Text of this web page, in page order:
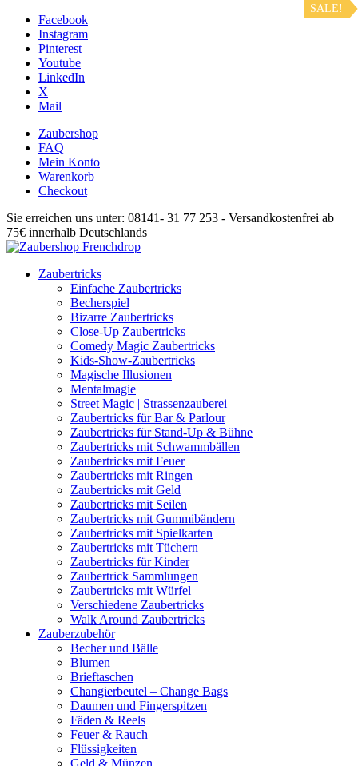
Facebook
Instagram
Pinterest
Youtube
LinkedIn
X
Mail
Zaubershop
FAQ
Mein Konto
Warenkorb
Checkout
Sie erreichen uns unter: 08141- 31 77 253 - Versandkostenfrei ab
75€ innerhalb Deutschlands
Zaubertricks
Einfache Zaubertricks
Becherspiel
Bizarre Zaubertricks
Close-Up Zaubertricks
Comedy Magic Zaubertricks
Kids-Show-Zaubertricks
Magische Illusionen
Mentalmagie
Street Magic | Strassenzauberei
Zaubertricks für Bar & Parlour
Zaubertricks für Stand-Up & Bühne
Zaubertricks mit Schwammbällen
Zaubertricks mit Feuer
Zaubertricks mit Ringen
Zaubertricks mit Geld
Zaubertricks mit Seilen
Zaubertricks mit Gummibändern
Zaubertricks mit Spielkarten
Zaubertricks mit Tüchern
Zaubertricks für Kinder
Zaubertrick Sammlungen
Zaubertricks mit Würfel
Verschiedene Zaubertricks
Walk Around Zaubertricks
Zauberzubehör
Becher und Bälle
Blumen
Brieftaschen
Changierbeutel – Change Bags
Daumen und Fingerspitzen
Fäden & Reels
Feuer & Rauch
Flüssigkeiten
Geld & Münzen
SALE!